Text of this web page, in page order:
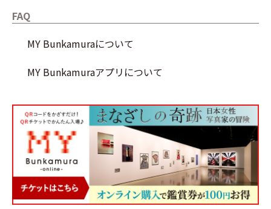
FAQ
MY Bunkamuraについて
MY Bunkamuraアプリについて